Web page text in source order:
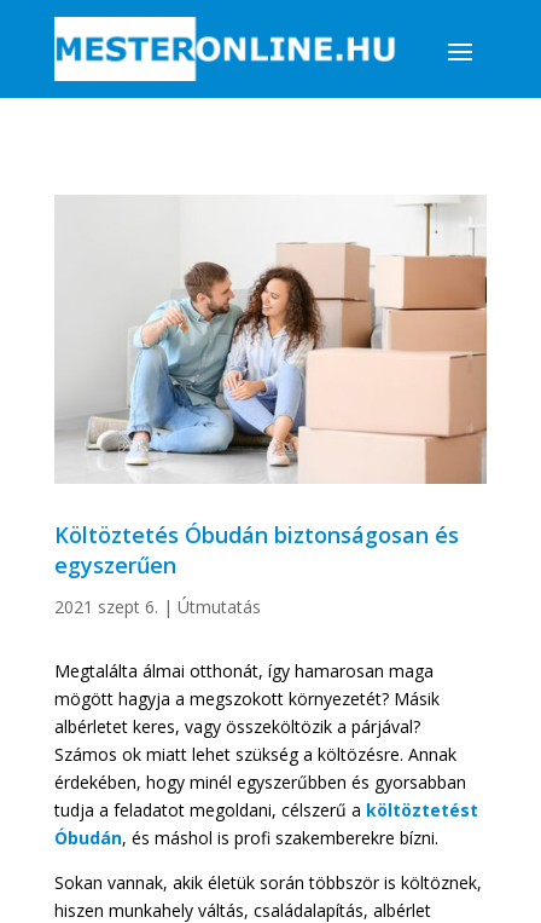
Költöztetés Óbudán biztonságosan és
egyszerűen
2021 szept 6. | Útmutatás
Megtalálta álmai otthonát, így hamarosan maga
mögött hagyja a megszokott környezetét? Másik
albérletet keres, vagy összeköltözik a párjával?
Számos ok miatt lehet szükség a költözésre. Annak
érdekében, hogy minél egyszerűbben és gyorsabban
tudja a feladatot megoldani, célszerű a költöztetést
Óbudán, és máshol is profi szakemberekre bízni.
Sokan vannak, akik életük során többször is költöznek,
hiszen munkahely váltás, családalapítás, albérlet